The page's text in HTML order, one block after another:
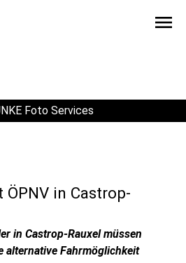
menu
Foto Services
in Castrop-
in Castrop-Rauxel müssen
alternative Fahrmöglichkeit